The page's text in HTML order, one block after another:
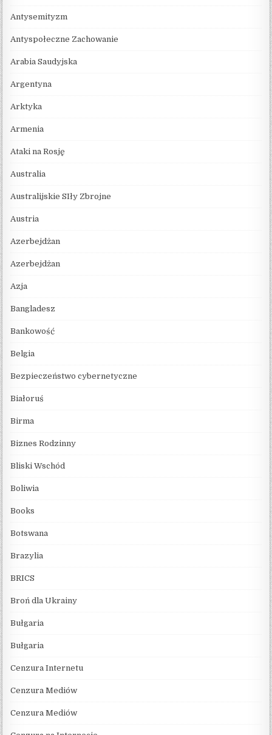
Antysemityzm
Antyspołeczne Zachowanie
Arabia Saudyjska
Argentyna
Arktyka
Armenia
Ataki na Rosję
Australia
Australijskie SIły Zbrojne
Austria
Azerbejdżan
Azerbejdżan
Azja
Bangladesz
Bankowość
Belgia
Bezpieczeństwo cybernetyczne
Białoruś
Birma
Biznes Rodzinny
Bliski Wschód
Boliwia
Books
Botswana
Brazylia
BRICS
Broń dla Ukrainy
Bułgaria
Bułgaria
Cenzura Internetu
Cenzura Mediów
Cenzura Mediów